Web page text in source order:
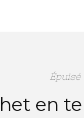
Épuisé
en